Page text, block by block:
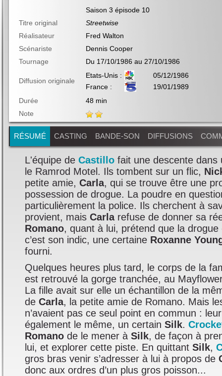
Saison 3 épisode 10
Titre original
Streetwise
Réalisateur
Fred Walton
Scénariste
Dennis Cooper
Tournage
Du 17/10/1986 au 27/10/1986
Diffusion originale
Etats-Unis :
05/12/1986
France :
19/01/1989
Durée
48 min
Note
RÉSUMÉ CASTING BANDE-SON DIFFUSIONS
L'équipe de Castillo fait une descente dans
le Ramrod Motel. Ils tombent sur un flic,
petite amie, Carla, qui se trouve être une
possession de drogue. La poudre en
particulièrement la police. Ils cherchent à
provient, mais Carlarefuse de donner sa
Romano, quant à lui, prétend que la
c’est son indic, une certaine Roxanne
fourni.
Quelques heures plus tard, le corps de la
est retrouvé la gorge tranchée, au
La fille avait sur elle un échantillon de la
de Carla, la petite amie de Romano. Mais
n’avaient pas ce seul point en commun :
également le même, un certain Silk.
Romano de le mener à Silk, de façon à
lui, et explorer cette piste. En quittant Silk,
gros bras venir s’adresser à lui à propos de
donc aux ordres d’un plus gros poisson...